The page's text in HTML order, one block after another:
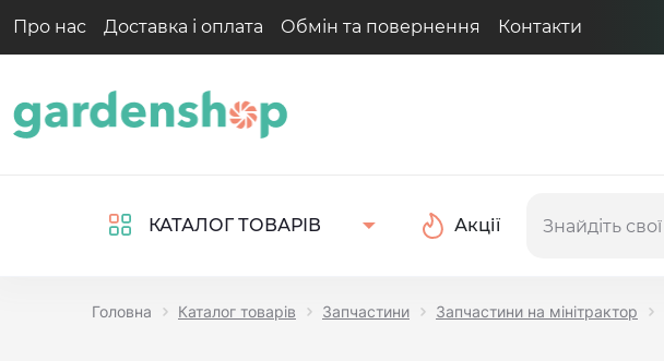
Про нас Доставка і оплата Обмін та повернення Контакти
КАТАЛОГ ТОВАРІВ Акції
Головна Каталог товарів Запчастини Запчастини на мінітрактор